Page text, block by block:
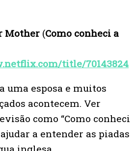
Mother (Como conheci a
title/70143824
uma esposa e muitos
acontecem. Ver
como “Como conheci
a entender as piadas